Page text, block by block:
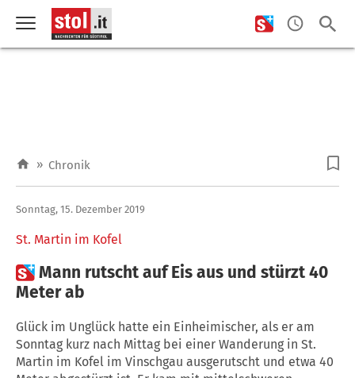
» Chronik
St. Martin im Kofel
Sonntag, 15. Dezember 2019
Mann rutscht auf Eis aus und stürzt 40
Meter ab
Glück im Unglück hatte ein Einheimischer, als er am
Sonntag kurz nach Mittag bei einer Wanderung in St.
Martin im Kofel im Vinschgau ausgerutscht und etwa 40